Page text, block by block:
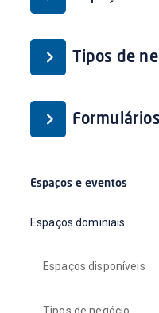
Tipos de
Espaços e eventos
Espaços dominiais
Espaços disponíveis
Tipos de negócio